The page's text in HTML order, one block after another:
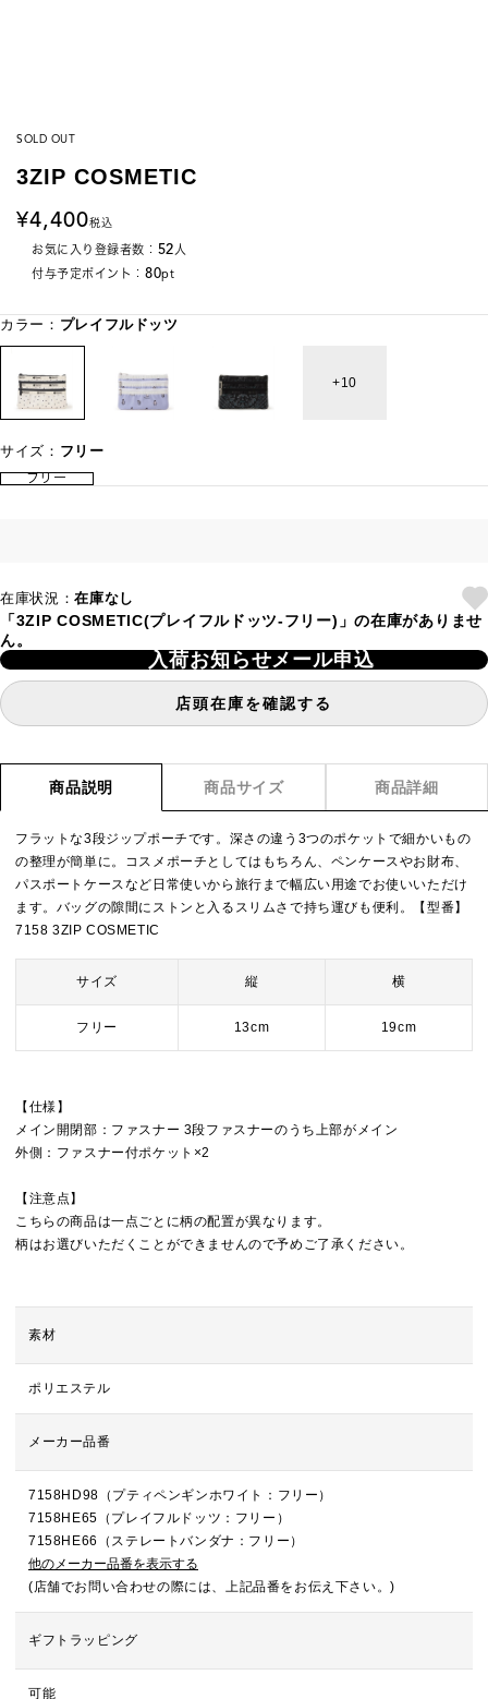
SOLD OUT
3ZIP COSMETIC
4,400税込
お気に入り登録者数： 52人
付与予定ポイント： 80pt
カラー： プレイフルドッツ
10
サイズ： フリー
フリー
在庫状況：在庫なし
「3ZIP COSMETIC(プレイフルドッツ-フリー)」の在庫がありませ
ん。
入荷お知らせメール申込
店頭在庫を確認する
商品説明 商品サイズ 商品詳細
フラットな3段ジップポーチです。深さの違う3つのポケットで細かいもの
の整理が簡単に。コスメポーチとしてはもちろん、ペンケースやお財布、
パスポートケースなど日常使いから旅行まで幅広い用途でお使いいただけ
ます。バッグの隙間にストンと入るスリムさで持ち運びも便利。【型番】
7158 3ZIP COSMETIC
サイズ 縦 横
フリー 13cm 19cm
【仕様】
メイン開閉部：ファスナー 3段ファスナーのうち上部がメイン
外側：ファスナー付ポケット×2
【注意点】
こちらの商品は一点ごとに柄の配置が異なります。
柄はお選びいただくことができませんので予めご了承ください。
素材
ポリエステル
メーカー品番
7158HD98（プティペンギンホワイト：フリー）
7158HE65（プレイフルドッツ：フリー）
7158HE66（ステレートバンダナ：フリー）
他のメーカー品番を表示する
(店舗でお問い合わせの際には、上記品番をお伝え下さい。)
ギフトラッピング
可能